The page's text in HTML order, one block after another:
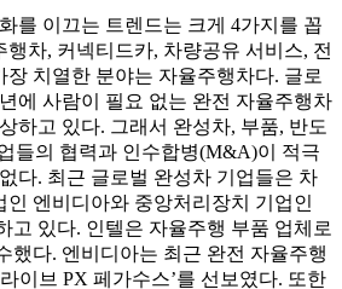
를 이끄는 트렌드는 크게 4가지를 꼽
행차, 커넥티드카, 차량공유 서비스, 전
장 치열한 분야는 자율주행차다. 글로
에 사람이 필요 없는 완전 자율주행차
하고 있다. 그래서 완성차, 부품, 반도
들의 협력과 인수합병(M&A)이 적극
다. 최근 글로벌 완성차 기업들은 차
인 엔비디아와 중앙처리장치 기업인
고 있다. 인텔은 자율주행 부품 업체로
했다. 엔비디아는 최근 완전 자율주행
이브 PX 페가수스’를 선보였다. 또한